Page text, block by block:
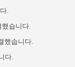
.
했습니다.
했습니다.
다.